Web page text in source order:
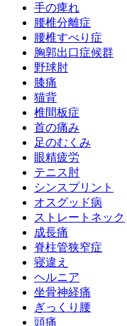
手の痺れ
腰椎分離症
腰椎すべり症
胸郭出口症候群
野球肘
膝痛
猫背
椎間板症
首の痛み
足のむくみ
眼精疲労
テニス肘
シンスプリント
オスグッド病
ストレートネック
成長痛
脊柱管狭窄症
寝違え
ヘルニア
坐骨神経痛
ぎっくり腰
頭痛